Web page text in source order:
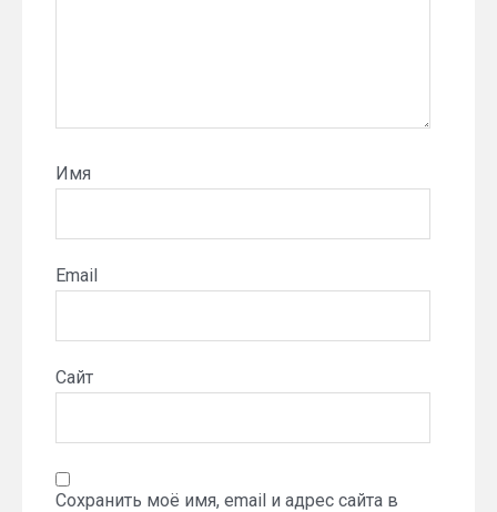
Имя
Email
Сайт
Сохранить моё имя, email и адрес сайта в